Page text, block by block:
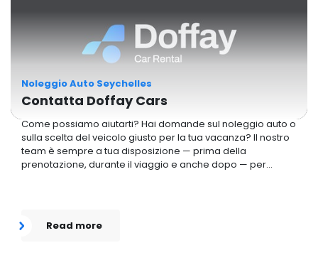
Noleggio Auto Seychelles
Contatta Doffay Cars
Come possiamo aiutarti? Hai domande sul noleggio auto o
sulla scelta del veicolo giusto per la tua vacanza? Il nostro
team è sempre a tua disposizione — prima della
prenotazione, durante il viaggio e anche dopo — per
Read more